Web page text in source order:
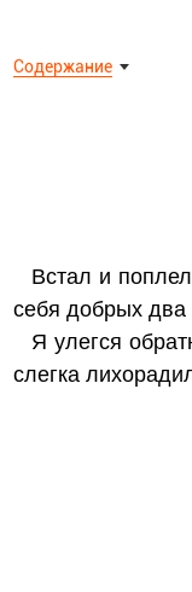
Содержание
Встал и
себя добрых два
Я улегся
слегка